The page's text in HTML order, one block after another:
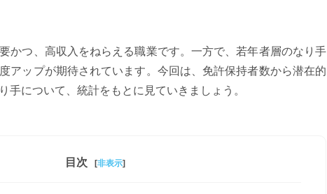
かつ、高収入をねらえる職業です。一方で、若年者層のなり手
アップが期待されています。今回は、免許保持者数から潜在的
手について、統計をもとに見ていきましょう。
目次 [非表示]